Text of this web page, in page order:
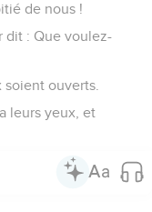
de nous !
dit : Que voulez-
ouverts.
leurs yeux, et